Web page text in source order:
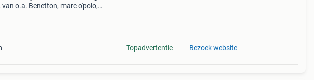
o.a. Benetton, marc o'polo,
Topadvertentie Bezoek website